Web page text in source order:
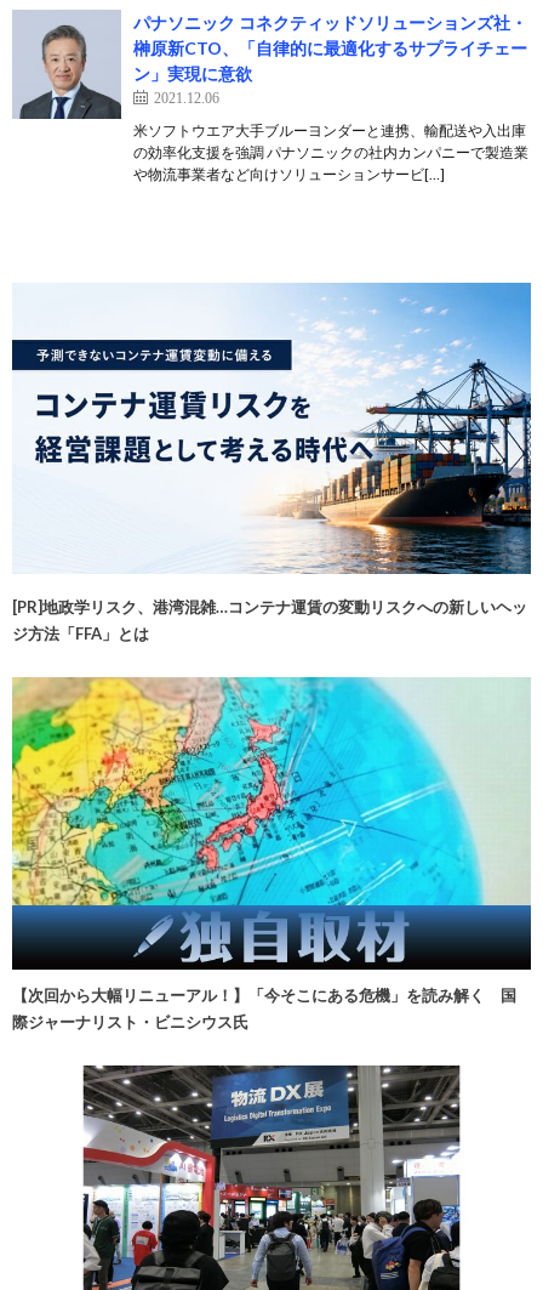
パナソニック コネクティッドソリューションズ社・
榊原新CTO、「自律的に最適化するサプライチェー
ン」実現に意欲
2021.12.06
米ソフトウエア大手ブルーヨンダーと連携、輸配送や入出庫
の効率化支援を強調 パナソニックの社内カンパニーで製造業
や物流事業者など向けソリューションサービ[…]
[PR]地政学リスク、港湾混雑…コンテナ運賃の変動リスクへの新しいヘッ
ジ方法「FFA」とは
【次回から大幅リニューアル！】「今そこにある危機」を読み解く 国
際ジャーナリスト・ビニシウス氏